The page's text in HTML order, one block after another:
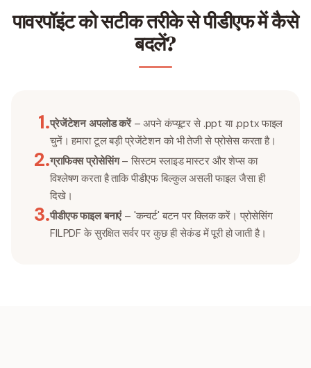
पावरपॉइंट को सटीक तरीके से पीडीएफ में कैसे
बदलें?
1.प्रेजेंटेशन अपलोड करें– अपने कंप्यूटर से .ppt या .pptx फाइल
चुनें। हमारा टूल बड़ी प्रेजेंटेशन को भी तेजी से प्रोसेस करता है।
2.ग्राफिक्स प्रोसेसिंग– सिस्टम स्लाइड मास्टर और शेप्स का
विश्लेषण करता है ताकि पीडीएफ बिल्कुल असली फाइल जैसा ही
दिखे।
3.पीडीएफ फाइल बनाएं– 'कन्वर्ट' बटन पर क्लिक करें। प्रोसेसिंग
FILPDF के सुरक्षित सर्वर पर कुछ ही सेकंड में पूरी हो जाती है।